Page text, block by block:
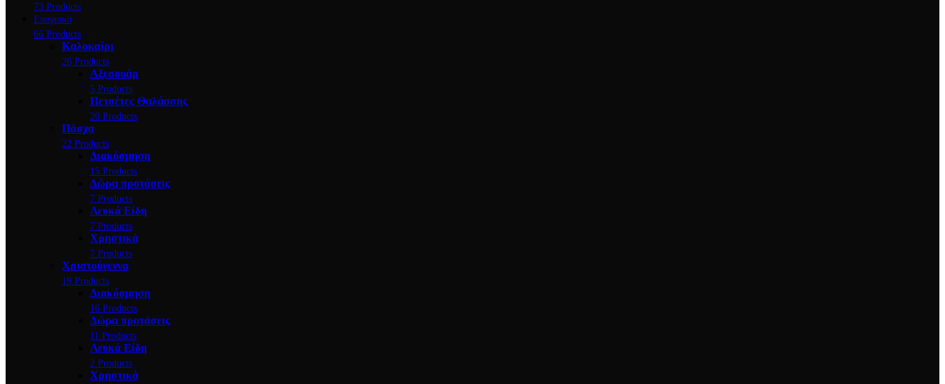
73 Products
Εποχιακά
66 Products
Kαλοκαίρι
26 Products
Αξεσουάρ
5 Products
Πετσέτες Θαλάσσης
20 Products
Πάσχα
22 Products
Διακόσμηση
15 Products
Δώρα προτάσεις
7 Products
Λευκά Είδη
7 Products
Χρηστικά
7 Products
Χριστούγεννα
19 Products
Διακόσμηση
16 Products
Δώρα προτάσεις
11 Products
Λευκά Είδη
2 Products
Χρηστικά